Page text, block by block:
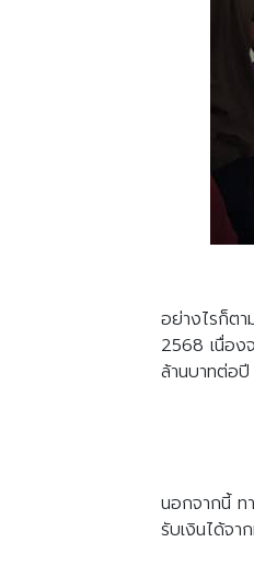
อย่างไรก็ต
2568 เนื่อง
ล้านบาทต่อ
นอกจากนี้ ท
รับเงินได้จา